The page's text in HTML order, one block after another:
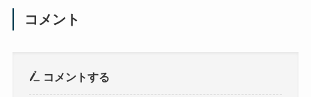
コメント
コメントする